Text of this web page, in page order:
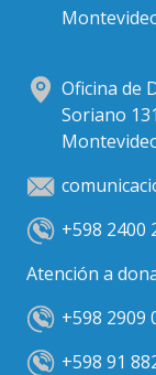
Oficina de
Soriano
+598 2400
Atención a
+598 2909
+598 91